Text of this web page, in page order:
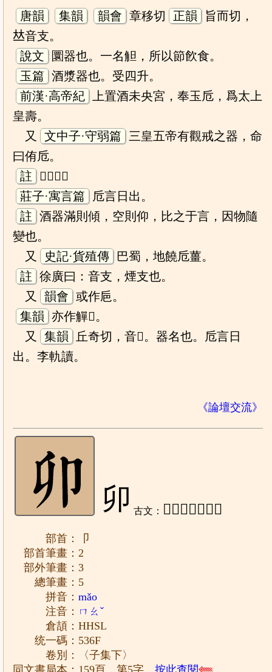
唐韻 集韻 韻會 章移切 正韻
旨而切，
𠀤音支。
說文
圜器也。一名觛，所以節飮食。
玉篇 酒漿器也。受四升。
前漢·高帝紀
上置酒未央宮，奉玉卮，爲太上
皇壽。
又
文中子·守弱篇
三皇五帝有觀戒之器，命
曰侑卮。
註
𢽽器也。
莊子·寓言篇
卮言日出。
註 酒器滿則傾，空則仰，比之于言，因物隨
變也。
又
史記·貨殖傳
巴蜀，地饒卮薑。
註 徐廣曰：音支，煙支也。
又
韻會 或作巵。
集韻 亦作觶𧣨。
又
集韻
丘奇切，音𢽽。器名也。卮言日
出。李軌讀。
《論壇交流》
卯 古文： 𩇨、𩇧、𤕰、𦕔
部首：卩
部首筆畫：2
部外筆畫：3
總筆畫：5
拼音：mǎo
注音： ㄇㄠˇ
倉頡：HHSL
统一碼：536F
卷別：〈子集下〉
同文書局本：159頁，第5字按此查閱